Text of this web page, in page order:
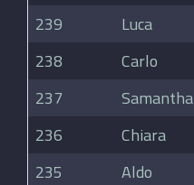
239
Luca
238
Carlo
237
Samantha
236
Chiara
235
Aldo